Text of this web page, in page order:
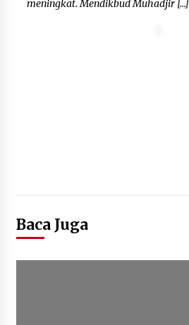
meningkat. Mendikbud Muhadjir […]
Baca Juga